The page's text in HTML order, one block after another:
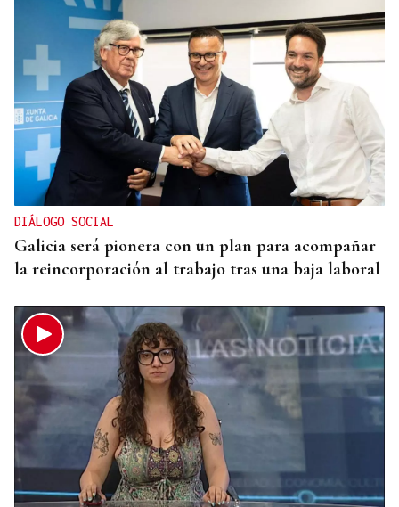
RIADA EN VIANA
Viana do Bolo avanza cara a unha solución para
reparar os danos ocasionados pola riada na A
Bouza
DIÁLOGO SOCIAL
Galicia será pionera con un plan para acompañar
la reincorporación al trabajo tras una baja laboral